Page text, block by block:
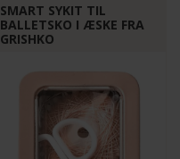
SMART SYKIT TIL
BALLETSKO I ÆSKE FRA
GRISHKO